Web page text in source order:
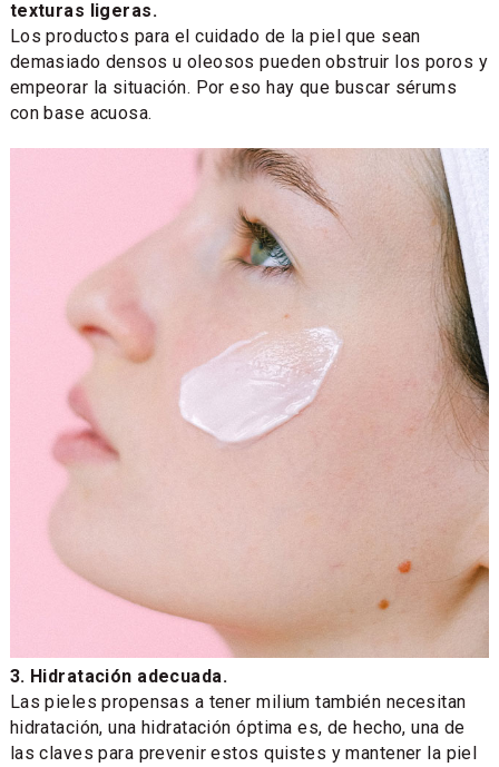
texturas ligeras.
Los productos para el cuidado de la piel que sean
demasiado densos u oleosos pueden obstruir los poros y
empeorar la situación. Por eso hay que buscar sérums
con base acuosa.
3. Hidratación adecuada.
Las pieles propensas a tener milium también necesitan
hidratación, una hidratación óptima es, de hecho, una de
las claves para prevenir estos quistes y mantener la piel